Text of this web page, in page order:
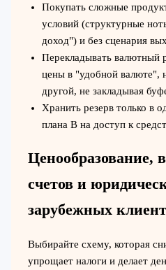
Покупать сложные
условий (структурные
доход") и без сценария
Перекладывать валютный
цены в "удобной валюте",
другой, не закладывая
Хранить резерв только в
плана B на доступ к
Ценообразование,
счетов и
зарубежных
Выбирайте схему, которая
упрощает налоги и делает